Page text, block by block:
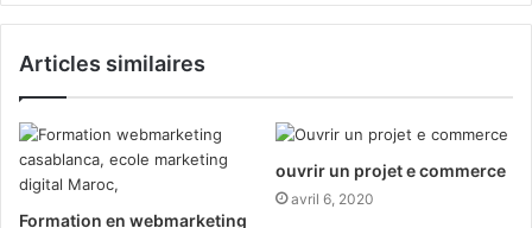
Articles similaires
Formation en webmarketing
ouvrir un projet e commerce
avril 6, 2020